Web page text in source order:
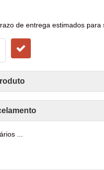
de entrega estimados para
...